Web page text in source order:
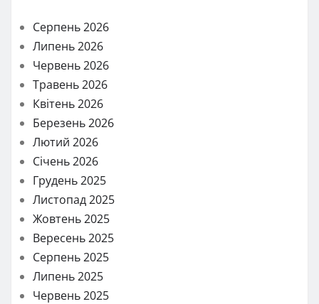
Серпень 2026
Липень 2026
Червень 2026
Травень 2026
Квітень 2026
Березень 2026
Лютий 2026
Січень 2026
Грудень 2025
Листопад 2025
Жовтень 2025
Вересень 2025
Серпень 2025
Липень 2025
Червень 2025